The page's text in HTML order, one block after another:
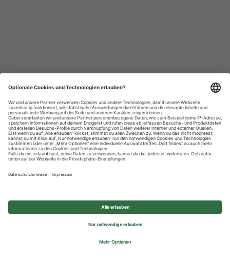
Datenschutzhinweise
Impressum
Privatsphäre-Einstellungen
© 2026 REWE Group - All rights reserved